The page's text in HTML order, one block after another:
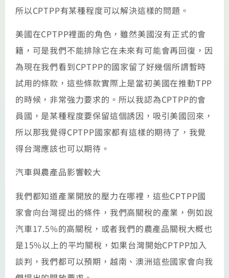
所以CPTPP有某種程度可以解決這樣的問題。
美國在CPTPP裡面的角色，雖然美國沒有正式的會
籍，可是我們不能排除它在未來有可能會再回復，因
為現在我們看到CPTPP的國家留了好幾個所謂暫時
試用的條款，這些條款實際上是當初美國在推動TPP
的時候，非常強力要求的。所以我認為CPTPP的會
員國，是某種程度要保留這個誘因，吸引美國回來，
所以那我覺得CPTPP國家都有這樣的期待了，我覺
得台灣應該也可以期待。
汽車與農產品影響較大
我們都知道產業開放的壓力在哪裡，這些CPTPP國
家會向台灣提出的條件，我們高關稅的產業，例如說
汽車17.5%的高關稅，或者我們的農產品關稅大概也
是15%以上的平均關稅，如果台灣開始CPTPP加入
談判，我們都可以預期，越南、澳洲這些國家會向我